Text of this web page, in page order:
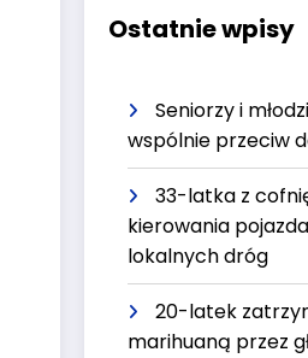
Ostatnie wpisy
Seniorzy i
wspólnie przeciw
33-latka z
kierowania
lokalnych dróg
20-latek
marihuaną przez